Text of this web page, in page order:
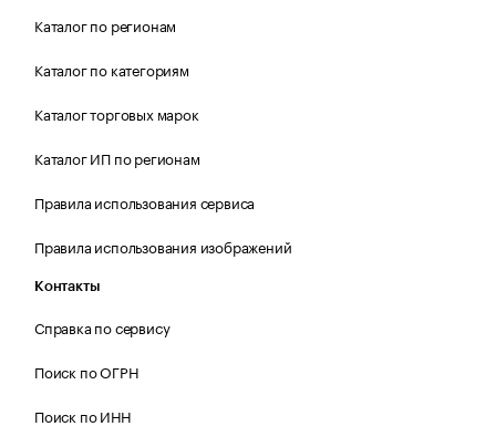
Каталог по регионам
Каталог по категориям
Каталог торговых марок
Каталог ИП по регионам
Правила использования сервиса
Правила использования изображений
Контакты
Справка по сервису
Поиск по ОГРН
Поиск по ИНН